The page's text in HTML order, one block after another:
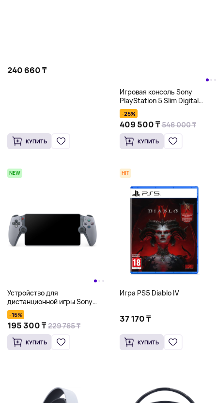
240 660 ₸
КУПИТЬ
Игровая консоль Sony
PlayStation 5 Slim Digital
Edition 30th Anniversary
Limited Edition, 1 Тб, серый
-25%
409 500 ₸ 546 000 ₸
КУПИТЬ
NEW
Устройство для
дистанционной игры Sony
PlayStation Portal 30th
Anniversary Limited Edition,
серый
-15%
195 300 ₸ 229 765 ₸
КУПИТЬ
HIT
Игра PS5 Diablo IV
37 170 ₸
КУПИТЬ